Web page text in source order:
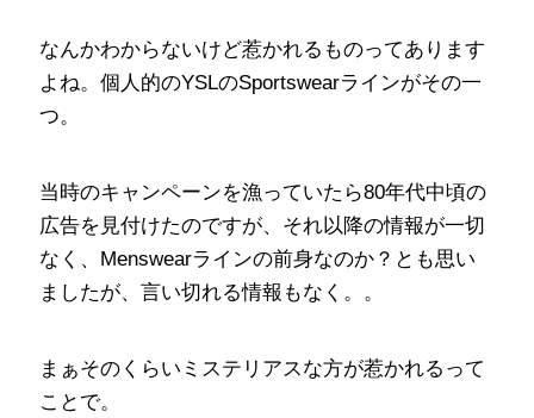
なんかわからないけど惹かれるものってあります
よね。個人的のYSLのSportswearラインがその一
つ。
当時のキャンペーンを漁っていたら80年代中頃の
広告を見付けたのですが、それ以降の情報が一切
なく、Menswearラインの前身なのか？とも思い
ましたが、言い切れる情報もなく。。
まぁそのくらいミステリアスな方が惹かれるって
ことで。